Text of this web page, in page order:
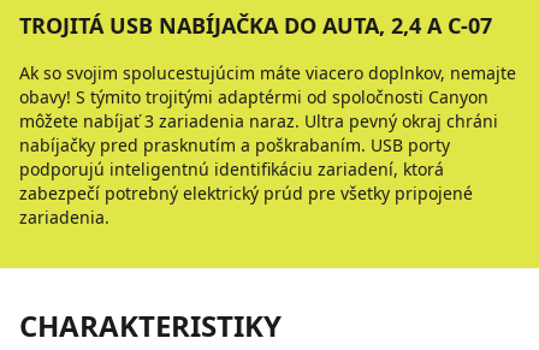
TROJITÁ USB NABÍJAČKA DO AUTA, 2,4 A C-07
Ak so svojim spolucestujúcim máte viacero doplnkov, nemajte
obavy! S týmito trojitými adaptérmi od spoločnosti Canyon
môžete nabíjať 3 zariadenia naraz. Ultra pevný okraj chráni
nabíjačky pred prasknutím a poškrabaním. USB porty
podporujú inteligentnú identifikáciu zariadení, ktorá
zabezpečí potrebný elektrický prúd pre všetky pripojené
zariadenia.
CHARAKTERISTIKY